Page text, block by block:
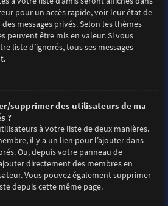
pour un accès rapide, voir leur état de
messages privés. Selon les thèmes
peuvent être mis en valeur. Si vous
liste d’ignorés, tous ses messages
supprimer des utilisateurs de ma
?
à votre liste de deux manières.
il y a un lien pour l’ajouter dans
Ou, depuis votre panneau de
directement des membres en
Vous pouvez également supprimer
depuis cette même page.